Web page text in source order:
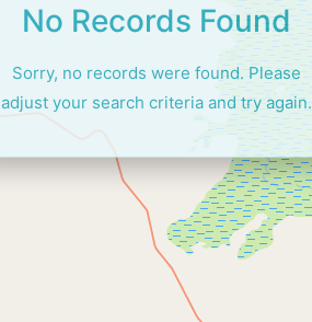
No Records Found
Sorry, no records were found. Please
adjust your search criteria and try again.